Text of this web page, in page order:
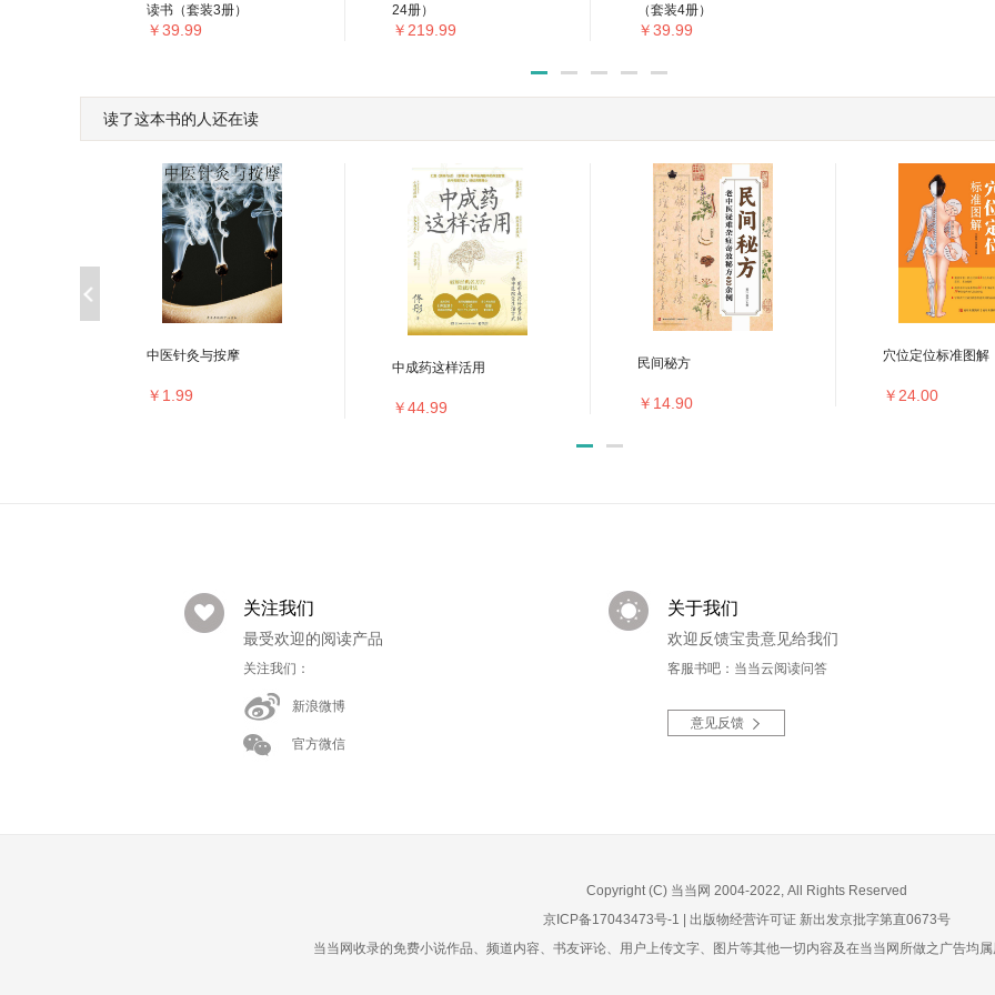
读书（套装3册）
￥39.99
24册）
￥219.99
（套装4册）
￥39.99
读了这本书的人还在读
中医针灸与按摩
￥1.99
中成药这样活用
￥44.99
民间秘方
￥14.90
穴位定位标准图解
￥24.00
关注我们
最受欢迎的阅读产品
关注我们：
新浪微博
官方微信
关于我们
欢迎反馈宝贵意见给我们
客服书吧：当当云阅读问答
意见反馈
Copyright (C) 当当网 2004-2022, All Rights Reserved
京ICP备17043473号-1 | 出版物经营许可证 新出发京批字第直0673号
当当网收录的免费小说作品、频道内容、书友评论、用户上传文字、图片等其他一切内容及在当当网所做之广告均属